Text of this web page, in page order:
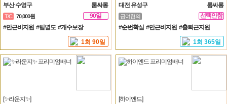
부산 수영구 룸싸롱
T/C 70,000원
90일
#만근비지원 #팁별도 #개수보장
1회 90일
대전 유성구 룸싸롱
급여협의
선택안함
일
#순번확실 #만근비지원 #출퇴근지원
1회 365일
[✨라운지✨] [하이엔드]